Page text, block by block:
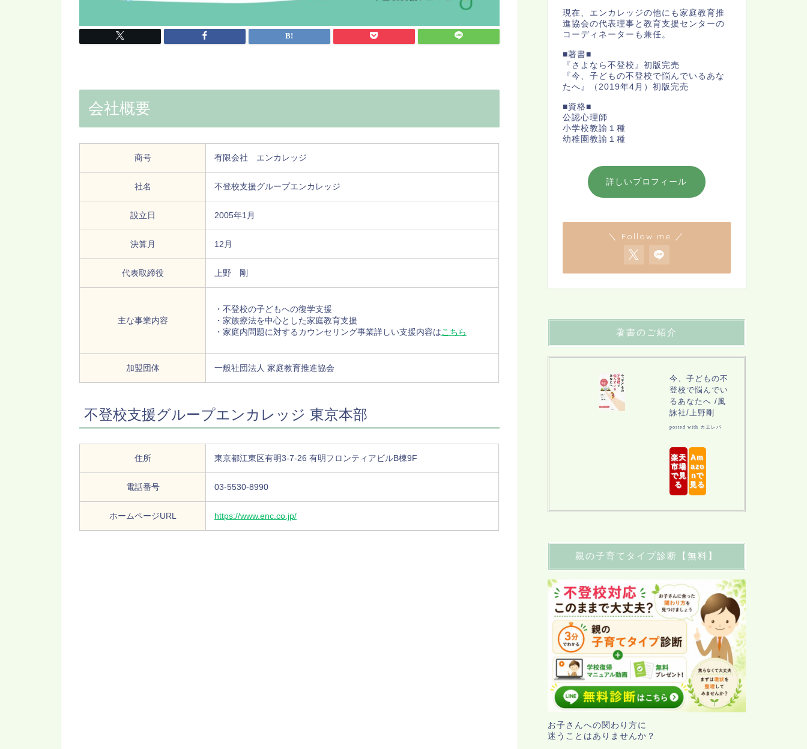
会社概要
商号 有限会社 エンカレッジ
社名 不登校支援グループエンカレッジ
設立日 2005年1月
決算月 12月
代表取締役 上野 剛
主な事業内容
・不登校の子どもへの復学支援
・家族療法を中心とした家庭教育支援
・家庭内問題に対するカウンセリング事業詳しい支援内容はこちら
加盟団体 一般社団法人 家庭教育推進協会
不登校支援グループエンカレッジ 東京本部
住所 東京都江東区有明3-7-26 有明フロンティアビルB棟9F
電話番号 03-5530-8990
ホームページURL https://www.enc.co.jp/
現在、エンカレッジの他にも家庭教育推
進協会の代表理事と教育支援センターの
コーディネーターも兼任。
■著書■
『さよなら不登校』初版完売
『今、子どもの不登校で悩んでいるあな
たへ』（2019年4月）初版完売
■資格■
公認心理師
小学校教諭１種
幼稚園教諭１種
詳しいプロフィール
＼ Follow me ／
著書のご紹介
今、子どもの不
登校で悩んでい
るあなたへ /風
詠社/上野剛
posted with カエレバ
楽天
市場
で見
る
Am
azo
nで
見る
親の子育てタイプ診断【無料】
お子さんへの関わり方に
迷うことはありませんか？